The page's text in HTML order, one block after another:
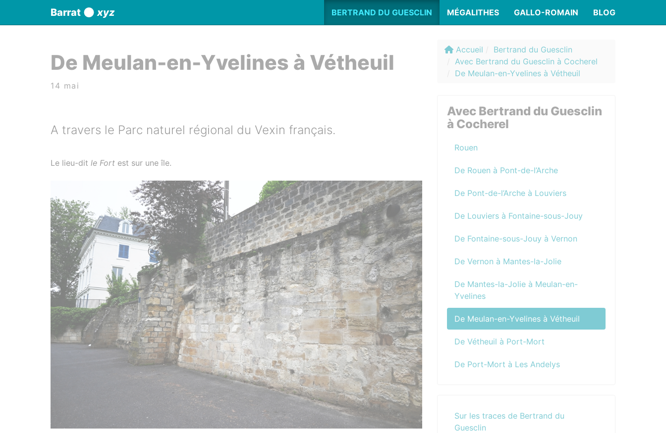
Barrat xyz BERTRAND DU GUESCLIN MÉGALITHES GALLO-ROMAIN BLOG
De Meulan-en-Yvelines à Vétheuil
14 mai
A travers le Parc naturel régional du Vexin français.
Le lieu-dit le Fort est sur une île.
Accueil
Bertrand du Guesclin
Avec Bertrand du Guesclin à Cocherel
De Meulan-en-Yvelines à Vétheuil
Avec Bertrand du Guesclin
à Cocherel
Rouen
De Rouen à Pont-de-l’Arche
De Pont-de-l’Arche à Louviers
De Louviers à Fontaine-sous-Jouy
De Fontaine-sous-Jouy à Vernon
De Vernon à Mantes-la-Jolie
De Mantes-la-Jolie à Meulan-en-
Yvelines
De Meulan-en-Yvelines à Vétheuil
De Vétheuil à Port-Mort
De Port-Mort à Les Andelys
Sur les traces de Bertrand du
Guesclin
Panneau de gestion des cookies